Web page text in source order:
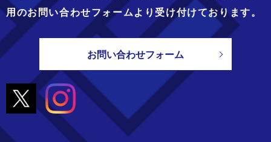
用のお問い合わせフォームより 受け付けております。
お問い合わせフォーム